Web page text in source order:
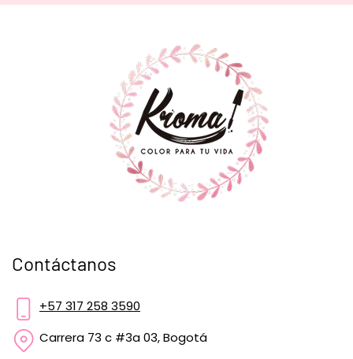
Contáctanos
+57 317 258 3590
Carrera 73 c #3a 03, Bogotá